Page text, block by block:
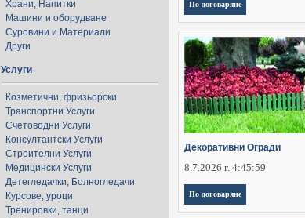
Храни, Напитки
Машини и оборудване
Суровини и Материали
Други
Услуги
Козметични, фризьорски
Транспортни Услуги
Счетоводни Услуги
Консултантски Услуги
Строителни Услуги
Медицински Услуги
Детегледачки, Болногледачи
Курсове, уроци
Тренировки, танци
По договаряне
Декоративни Огради
8.7.2026 г. 4:45:59
По договаряне